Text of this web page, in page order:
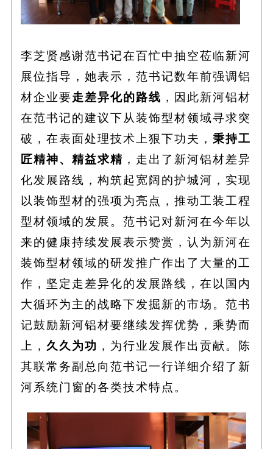
李芝贤感谢范书记在百忙中抽空莅临新河
展位指导，她表示，范书记数年前强调铝
材企业要走差异化的路线 ，因此新河铝材
在范书记的建议下从装饰型材领域寻求突
破，在表面处理技术上狠下功夫， 秉持工
匠精神、精益求精 ，走出了新河铝材差异
化发展路线，构筑起宽阔的护城河，实现
以装饰型材的强项为亮点，推动工装工程
型材领域的发展。范书记对新河在今年以
来的健康持续发展表示赞赏，认为新河在
装饰型材领域的研发推广作出了大量的工
作，坚定走差异化的发展路线，在以国内
大循环为主的战略下发掘新的市场。范书
记鼓励新河铝材要继续发挥优势，乘势而
上， 久久为功 ，为行业发展作出贡献。陈
其联常务副总向范书记一行详细介绍了新
河系统门窗的各类技术特点。